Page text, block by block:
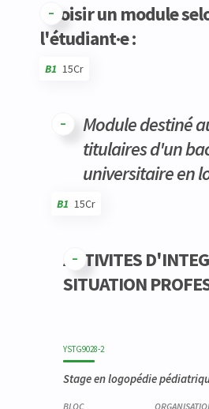
Choisir un module
l'étudiant·e :
B1 15Cr
Module destiné
titulaires d'un
universitaire en
B1 15Cr
ACTIVITES
SITUATION
YSTG9028-2
Stage en logopédie